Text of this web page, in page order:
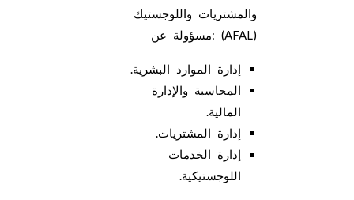
والمشتريات واللوجستيك
(AFAL) :مسؤولة عن
إدارة الموارد البشرية.
المحاسبة والإدارة
المالية.
إدارة المشتريات.
إدارة الخدمات
اللوجستيكية.